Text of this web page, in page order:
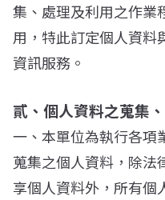
集、處理及利用之作業
用，特此訂定個人資料
資訊服務。
貳、個人資料之蒐集
一、本單位為執行各項
蒐集之個人資料，除法
享個人資料外，所有個